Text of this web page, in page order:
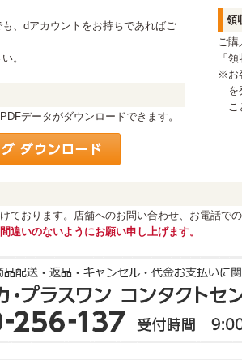
、dアカウントをお持ちであればご
。
データがダウンロードできます。
領
ご購
「
※お
を
こ
ております。店舗へのお問い合わせ、お電話で
違いのないようにお願い申し上げます。